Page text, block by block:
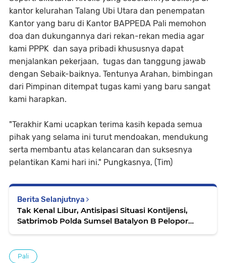
kantor kelurahan Talang Ubi Utara dan penempatan
Kantor yang baru di Kantor BAPPEDA Pali memohon
doa dan dukungannya dari rekan-rekan media agar
kami PPPK dan saya pribadi khususnya dapat
menjalankan pekerjaan, tugas dan tanggung jawab
dengan Sebaik-baiknya. Tentunya Arahan, bimbingan
dari Pimpinan ditempat tugas kami yang baru sangat
kami harapkan.
"Terakhir Kami ucapkan terima kasih kepada semua
pihak yang selama ini turut mendoakan, mendukung
serta membantu atas kelancaran dan suksesnya
pelantikan Kami hari ini." Pungkasnya, (Tim)
Berita Selanjutnya
Tak Kenal Libur, Antisipasi Situasi Kontijensi,
Satbrimob Polda Sumsel Batalyon B Pelopor
Pali